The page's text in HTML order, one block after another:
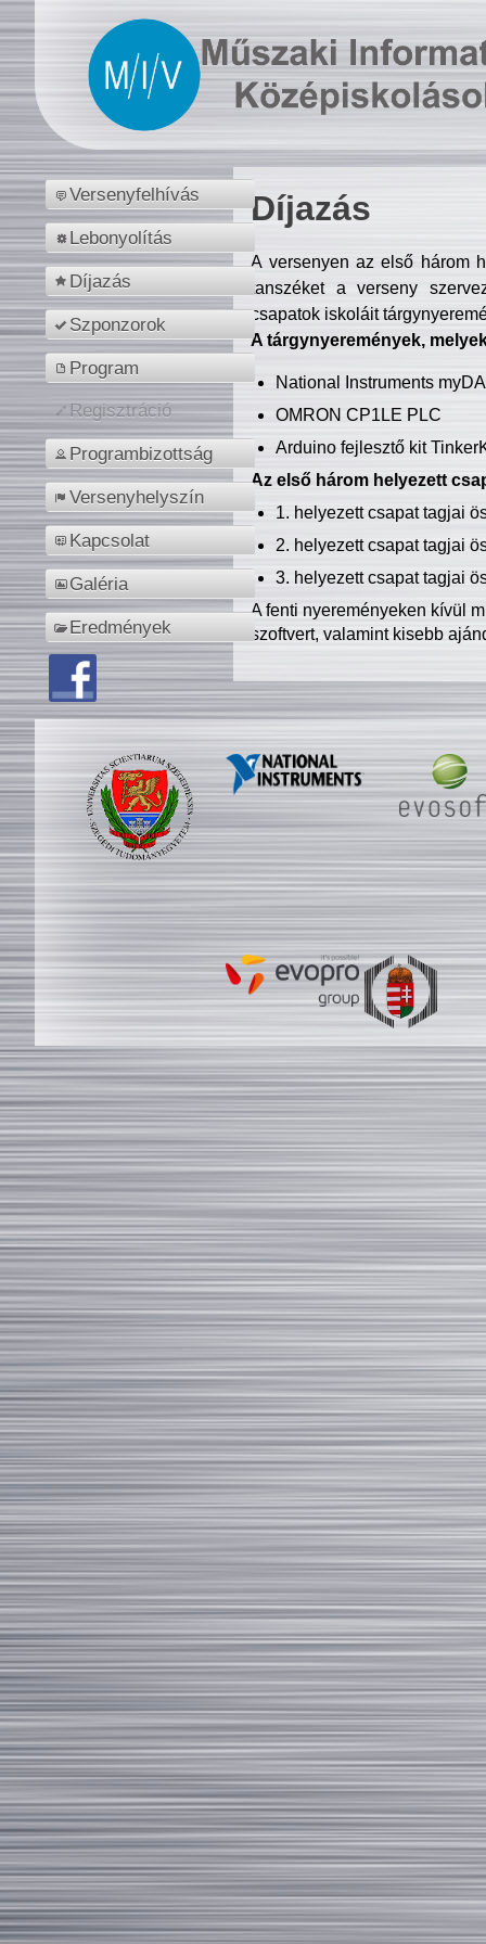
Versenyfelhívás
Lebonyolítás
Díjazás
Szponzorok
Program
Regisztráció
Programbizottság
Versenyhelyszín
Kapcsolat
Galéria
Eredmények
Díjazás
A versenyen az első három
tanszéket a verseny
csapatok iskoláit
A tárgynyeremények,
National Instruments
OMRON CP1LE PLC
Arduino fejlesztő kit
Az első három helyezett
1. helyezett csapat tagjai
2. helyezett csapat tagjai
3. helyezett csapat tagjai
A fenti nyereményeken kívül
szoftvert, valamint kisebb